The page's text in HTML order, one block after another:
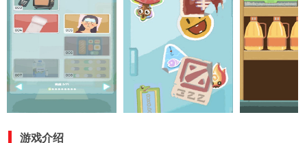
游戏介绍